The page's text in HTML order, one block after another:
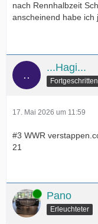
nach Rennhalbzeit
anscheinend habe ich
...Hagi...
17. Mai 2026 um 11:59
#3 WWR
21
Online Pano
Erleuchteter